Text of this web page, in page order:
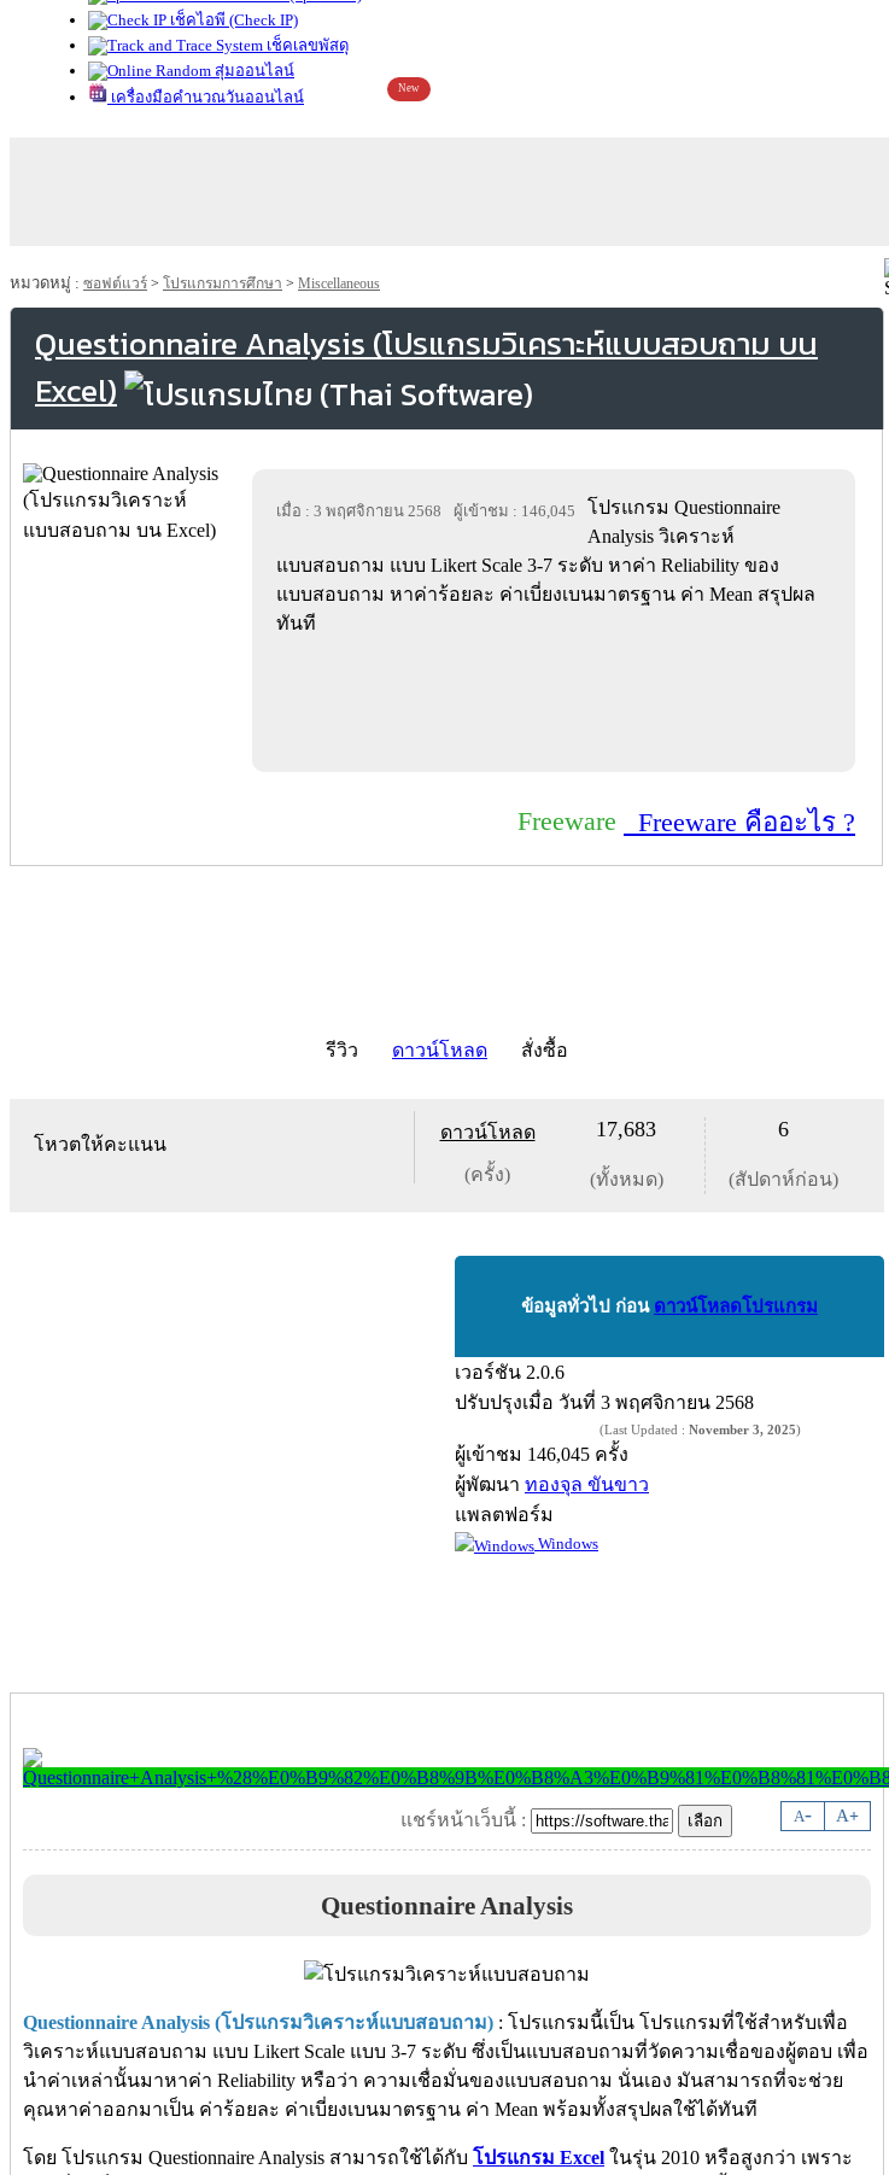
เช็คไอพี (Check IP)
เช็คเลขพัสดุ
สุ่มออนไลน์
เครื่องมือคำนวณวันออนไลน์
New
หมวดหมู่ : ซอฟต์แวร์ > โปรแกรมการศึกษา > Miscellaneous
Questionnaire Analysis (โปรแกรมวิเคราะห์แบบสอบถาม บน
Excel)
เมื่อ : 3 พฤศจิกายน 2568 ผู้เข้าชม : 146,045
โปรแกรม Questionnaire
Analysis วิเคราะห์
แบบสอบถาม แบบ Likert Scale 3-7 ระดับ หาค่า Reliability ของ
แบบสอบถาม หาค่าร้อยละ ค่าเบี่ยงเบนมาตรฐาน ค่า Mean สรุปผล
ทันที
Freeware Freeware คืออะไร ?
รีวิว ดาวน์โหลด สั่งซื้อ
โหวตให้คะแนน
ดาวน์โหลด
(ครั้ง)
17,683
(ทั้งหมด)
6
(สัปดาห์ก่อน)
ข้อมูลทั่วไป ก่อน ดาวน์โหลดโปรแกรม
เวอร์ชัน 2.0.6
ปรับปรุงเมื่อ วันที่ 3 พฤศจิกายน 2568
(Last Updated : November 3, 2025)
ผู้เข้าชม 146,045 ครั้ง
ผู้พัฒนา ทองจุล ขันขาว
แพลตฟอร์ม
Windows
A- A+
แชร์หน้าเว็บนี้ :
Questionnaire Analysis
Questionnaire Analysis (โปรแกรมวิเคราะห์แบบสอบถาม) : โปรแกรมนี้เป็น โปรแกรมที่ใช้สำหรับเพื่อ
วิเคราะห์แบบสอบถาม แบบ Likert Scale แบบ 3-7 ระดับ ซึ่งเป็นแบบสอบถามที่วัดความเชื่อของผู้ตอบ เพื่อ
นำค่าเหล่านั้นมาหาค่า Reliability หรือว่า ความเชื่อมั่นของแบบสอบถาม นั่นเอง มันสามารถที่จะช่วย
คุณหาค่าออกมาเป็น ค่าร้อยละ ค่าเบี่ยงเบนมาตรฐาน ค่า Mean พร้อมทั้งสรุปผลใช้ได้ทันที
โดย โปรแกรม Questionnaire Analysis สามารถใช้ได้กับ โปรแกรม Excel ในรุ่น 2010 หรือสูงกว่า เพราะ